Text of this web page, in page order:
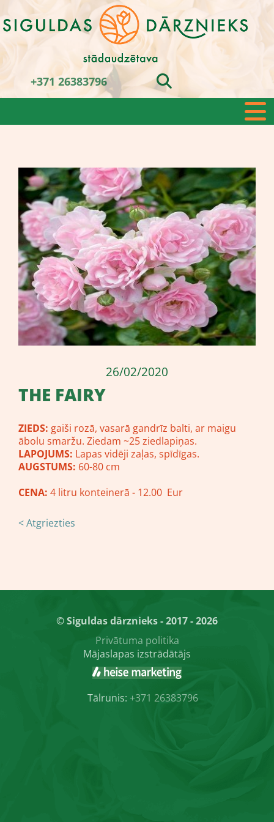
+371 26383796
26/02/2020
THE FAIRY
ZIEDS: gaiši rozā, vasarā gandrīz balti, ar maigu
ābolu smaržu. Ziedam ~25 ziedlapiņas.
LAPOJUMS: Lapas vidēji zaļas, spīdīgas.
AUGSTUMS: 60-80 cm
CENA: 4 litru konteinerā - 12.00 Eur
< Atgriezties
© Siguldas dārznieks - 2017 - 2026
Privātuma politika
Mājaslapas izstrādātājs
Tālrunis: +371 26383796